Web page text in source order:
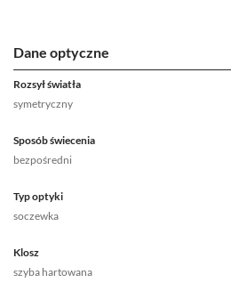
Dane optyczne
Rozsył światła
symetryczny
Sposób świecenia
bezpośredni
Typ optyki
soczewka
Klosz
szyba hartowana